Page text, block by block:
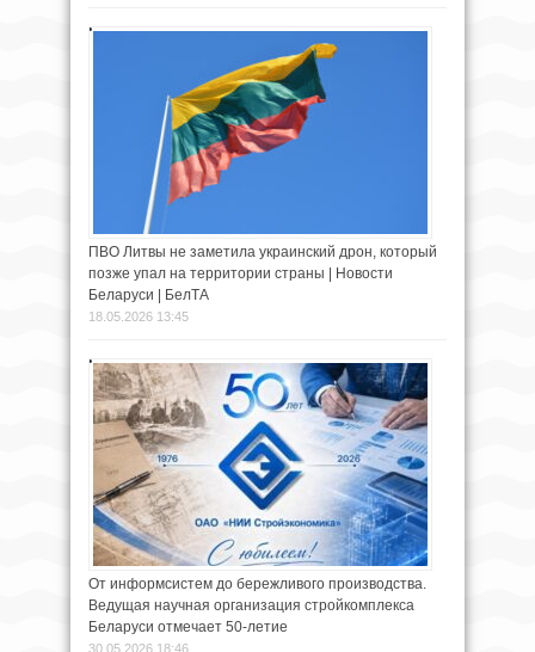
ПВО Литвы не заметила украинский дрон, который
позже упал на территории страны | Новости
Беларуси | БелТА
18.05.2026 13:45
От информсистем до бережливого производства.
Ведущая научная организация стройкомплекса
Беларуси отмечает 50-летие
30.05.2026 18:46